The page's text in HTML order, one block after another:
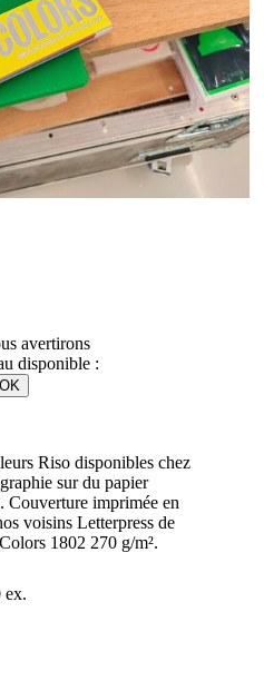
avertirons
disponible :
OK
Riso disponibles chez
sur du papier
Couverture imprimée en
voisins Letterpress de
1802 270 g/m².
ex.